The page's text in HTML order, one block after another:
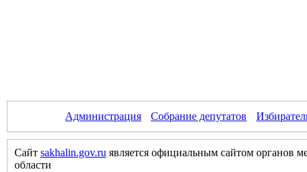
Администрация Собрание депутатов
Сайт sakhalin.gov.ru является официальным сайтом органов
области